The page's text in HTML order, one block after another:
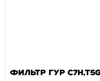
Фильтр ГУР